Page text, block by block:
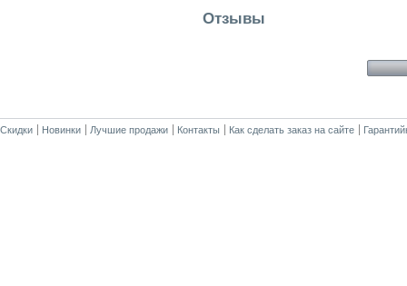
Отзывы
Скидки Новинки Лучшие продажи Контакты Как сделать заказ на сайте